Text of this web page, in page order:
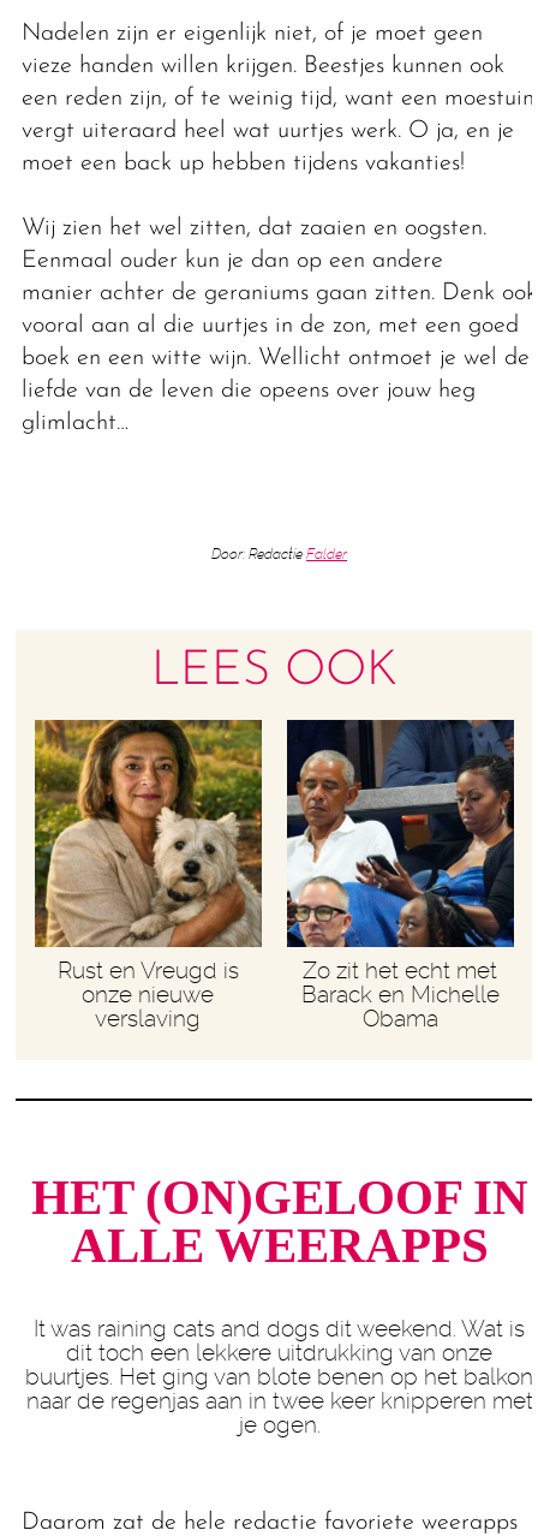
Nadelen zijn er eigenlijk niet, of je moet geen
vieze handen willen krijgen. Beestjes kunnen ook
een reden zijn, of te weinig tijd, want een moestuin
vergt uiteraard heel wat uurtjes werk. O ja, en je
moet een back up hebben tijdens vakanties!
Wij zien het wel zitten, dat zaaien en oogsten.
Eenmaal ouder kun je dan op een andere
manier achter de geraniums gaan zitten. Denk ook
vooral aan al die uurtjes in de zon, met een goed
boek en een witte wijn. Wellicht ontmoet je wel de
liefde van de leven die opeens over jouw heg
glimlacht…
Door: RedactieFalder
LEES OOK
Rust en Vreugd is
onze nieuwe
verslaving
Zo zit het echt met
Barack en Michelle
Obama
HET (ON)GELOOF IN
ALLE WEERAPPS
It was raining cats and dogs dit weekend. Wat is
dit toch een lekkere uitdrukking van onze
buurtjes. Het ging van blote benen op het balkon
naar de regenjas aan in twee keer knipperen met
je ogen.
Daarom zat de hele redactie favoriete weerapps